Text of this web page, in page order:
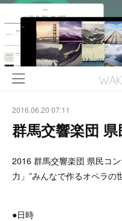
2016.06.20 07:11
群馬交響楽団
2016 群馬交響楽団 県民コ
力」”みんなで作るオペラの
●日時